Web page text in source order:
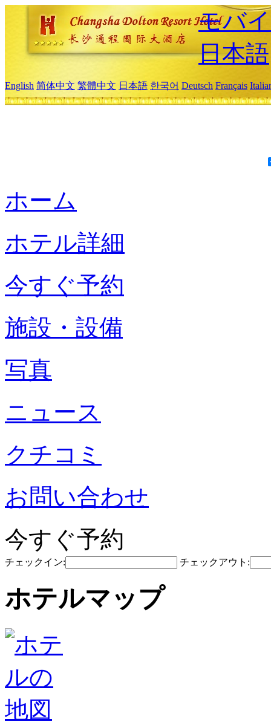
モバ
日本語
English 简体中文 繁體中文 日本語 한국어 Deutsch Français
ホーム
ホテル詳細
今すぐ予約
施設・設備
写真
ニュース
クチコミ
お問い合わせ
今すぐ予約
チェックイン: チェックアウト:
ホテルマップ